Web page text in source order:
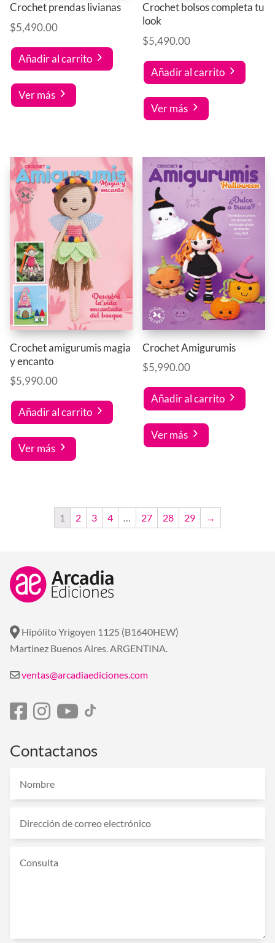
Crochet prendas livianas
$5,490.00
Añadir al carrito
Ver más
Crochet bolsos completa tu
look
$5,490.00
Añadir al carrito
Ver más
Crochet amigurumis magia
y encanto
$5,990.00
Añadir al carrito
Ver más
Crochet Amigurumis
$5,990.00
Añadir al carrito
Ver más
1 2 3 4 … 27 28 29 →
Hipólito Yrigoyen 1125 (B1640HEW)
Martinez Buenos Aires. ARGENTINA.
ventas@arcadiaediciones.com
Contactanos